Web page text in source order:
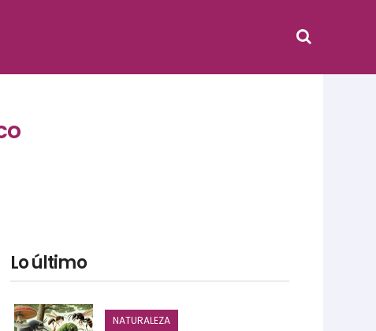
Lo último
NATURALEZA